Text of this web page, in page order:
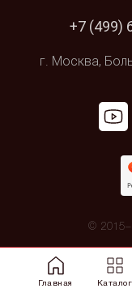
Главная Каталог
+7 (499)
г. Москва,
©